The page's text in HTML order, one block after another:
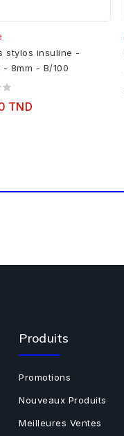
stylos insuline -
8mm - B/100
TND
Produits
Promotions
Nouveaux Produits
Meilleures Ventes